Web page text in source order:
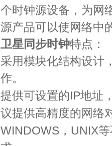
个时钟源设备，为网
源产品可以使网络中
卫星同步时钟特点：
采用模块化结构设计
作。
提供可设置的IP地址
议提供高精度的网络
WINDOWS ， UNIX